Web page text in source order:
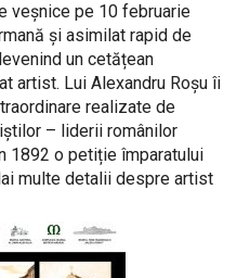
veșnice pe 10 februarie
și asimilat rapid de
un cetățean
artist. Lui Alexandru Roșu îi
realizate de
– liderii românilor
1892 o petiție împaratului
multe detalii despre artist